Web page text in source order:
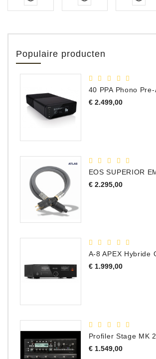
Populaire producten
€ 2.499,00Prijs
€ 2.295,00Prijs
€ 1.999,00Prijs
Profiler Stage MK 2
€ 1.549,00Prijs